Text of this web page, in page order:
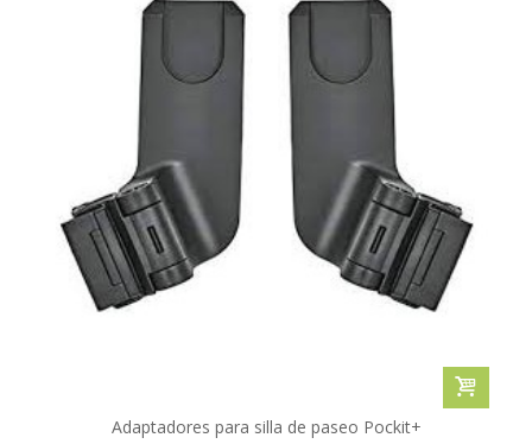
Adaptadores para silla de paseo Pockit+